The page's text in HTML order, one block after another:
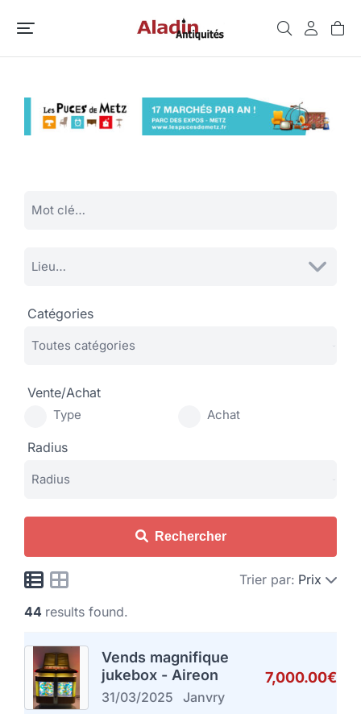
Catégories
Vente/Achat
Type Achat
Radius
Rechercher
Trier par: Prix
44 results found.
Vends magnifique
jukebox - Aireon
31/03/2025 Janvry
7,000.00€